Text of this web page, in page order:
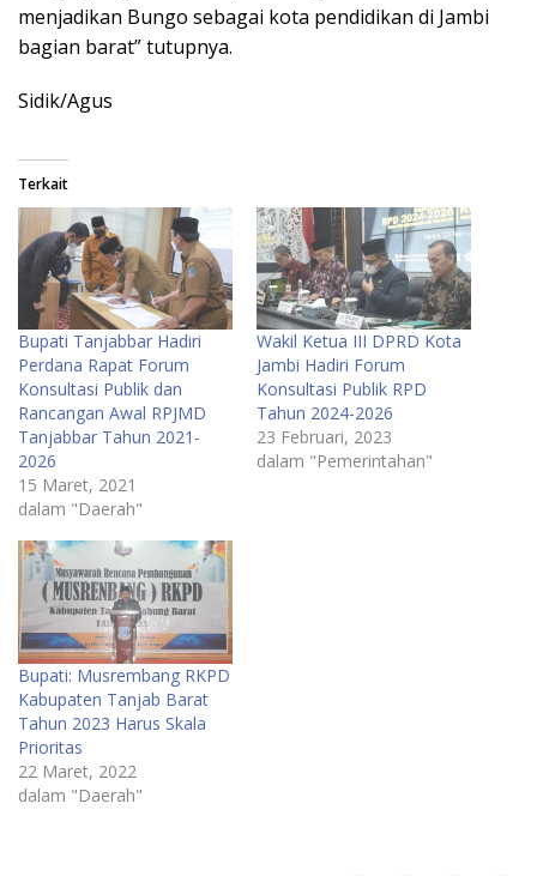
menjadikan Bungo sebagai kota pendidikan di Jambi
bagian barat” tutupnya.
Sidik/Agus
Terkait
Bupati Tanjabbar Hadiri
Perdana Rapat Forum
Konsultasi Publik dan
Rancangan Awal RPJMD
Tanjabbar Tahun 2021-
2026
15 Maret, 2021
dalam "Daerah"
Wakil Ketua III DPRD Kota
Jambi Hadiri Forum
Konsultasi Publik RPD
Tahun 2024-2026
23 Februari, 2023
dalam "Pemerintahan"
Bupati: Musrembang RKPD
Kabupaten Tanjab Barat
Tahun 2023 Harus Skala
Prioritas
22 Maret, 2022
dalam "Daerah"